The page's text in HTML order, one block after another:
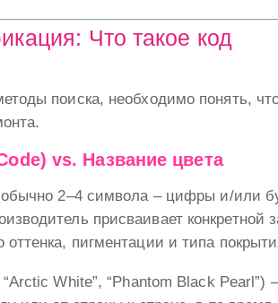
Что такое код
поиска, необходимо понять,
vs. Название цвета
2–4 символа – цифры и/или
присваивает конкретной
оттенка, пигментации и типа
White”, “Phantom Black Pearl”)